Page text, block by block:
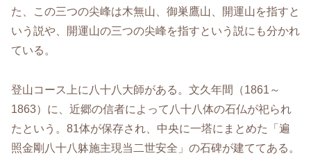
た、この三つの尖峰は木無山、御巣鷹山、開運山を指すと
いう説や、開運山の三つの尖峰を指すという説にも分かれ
ている。
登山コース上に八十八大師がある。文久年間（1861～
1863）に、近郷の信者によって八十八体の石仏が祀られ
たという。81体が保存され、中央に一塔にまとめた「遍
照金剛八十八躰施主現当二世安全」の石碑が建ててある。